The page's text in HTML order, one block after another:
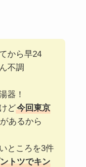
から早24
不調
器！
ど今回東京
があるから
ところを3件
トツでキン